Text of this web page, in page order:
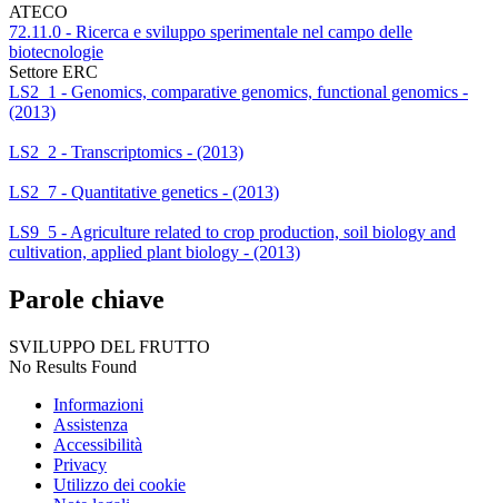
ATECO
72.11.0 - Ricerca e sviluppo sperimentale nel campo delle
biotecnologie
Settore ERC
LS2_1 - Genomics, comparative genomics, functional genomics -
(2013)
LS2_2 - Transcriptomics - (2013)
LS2_7 - Quantitative genetics - (2013)
LS9_5 - Agriculture related to crop production, soil biology and
cultivation, applied plant biology - (2013)
Parole chiave
SVILUPPO DEL FRUTTO
No Results Found
Informazioni
Assistenza
Accessibilità
Privacy
Utilizzo dei cookie